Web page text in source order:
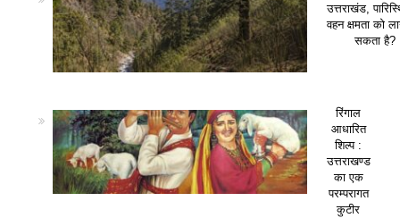
उत्तराखंड,
वहन क्षमता को
सकता है?
रिंगाल
आधारित
शिल्प :
उत्तराखण्ड
का एक
परम्परागत
कुटीर